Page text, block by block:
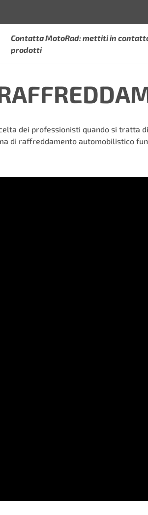
Contatta MotoRad: mettiti in
prodotti
dei professionisti quando si tratta
di raffreddamento automobilistico